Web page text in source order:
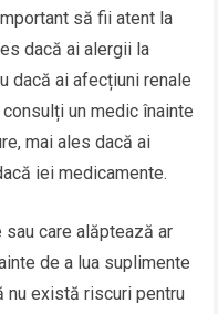
să fii atent la
dacă ai alergii la
dacă ai afecțiuni renale
un medic înainte
mai ales dacă ai
iei medicamente.
sau care alăptează ar
de a lua suplimente
nu există riscuri pentru